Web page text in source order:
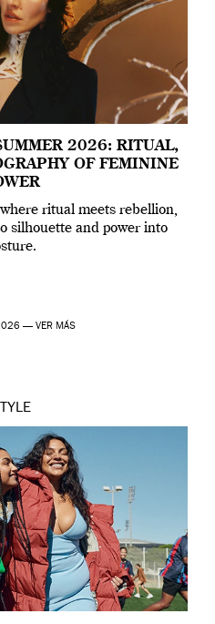
2026: RITUAL,
OF FEMININE
ritual meets rebellion,
silhouette and power into
— VER MÁS